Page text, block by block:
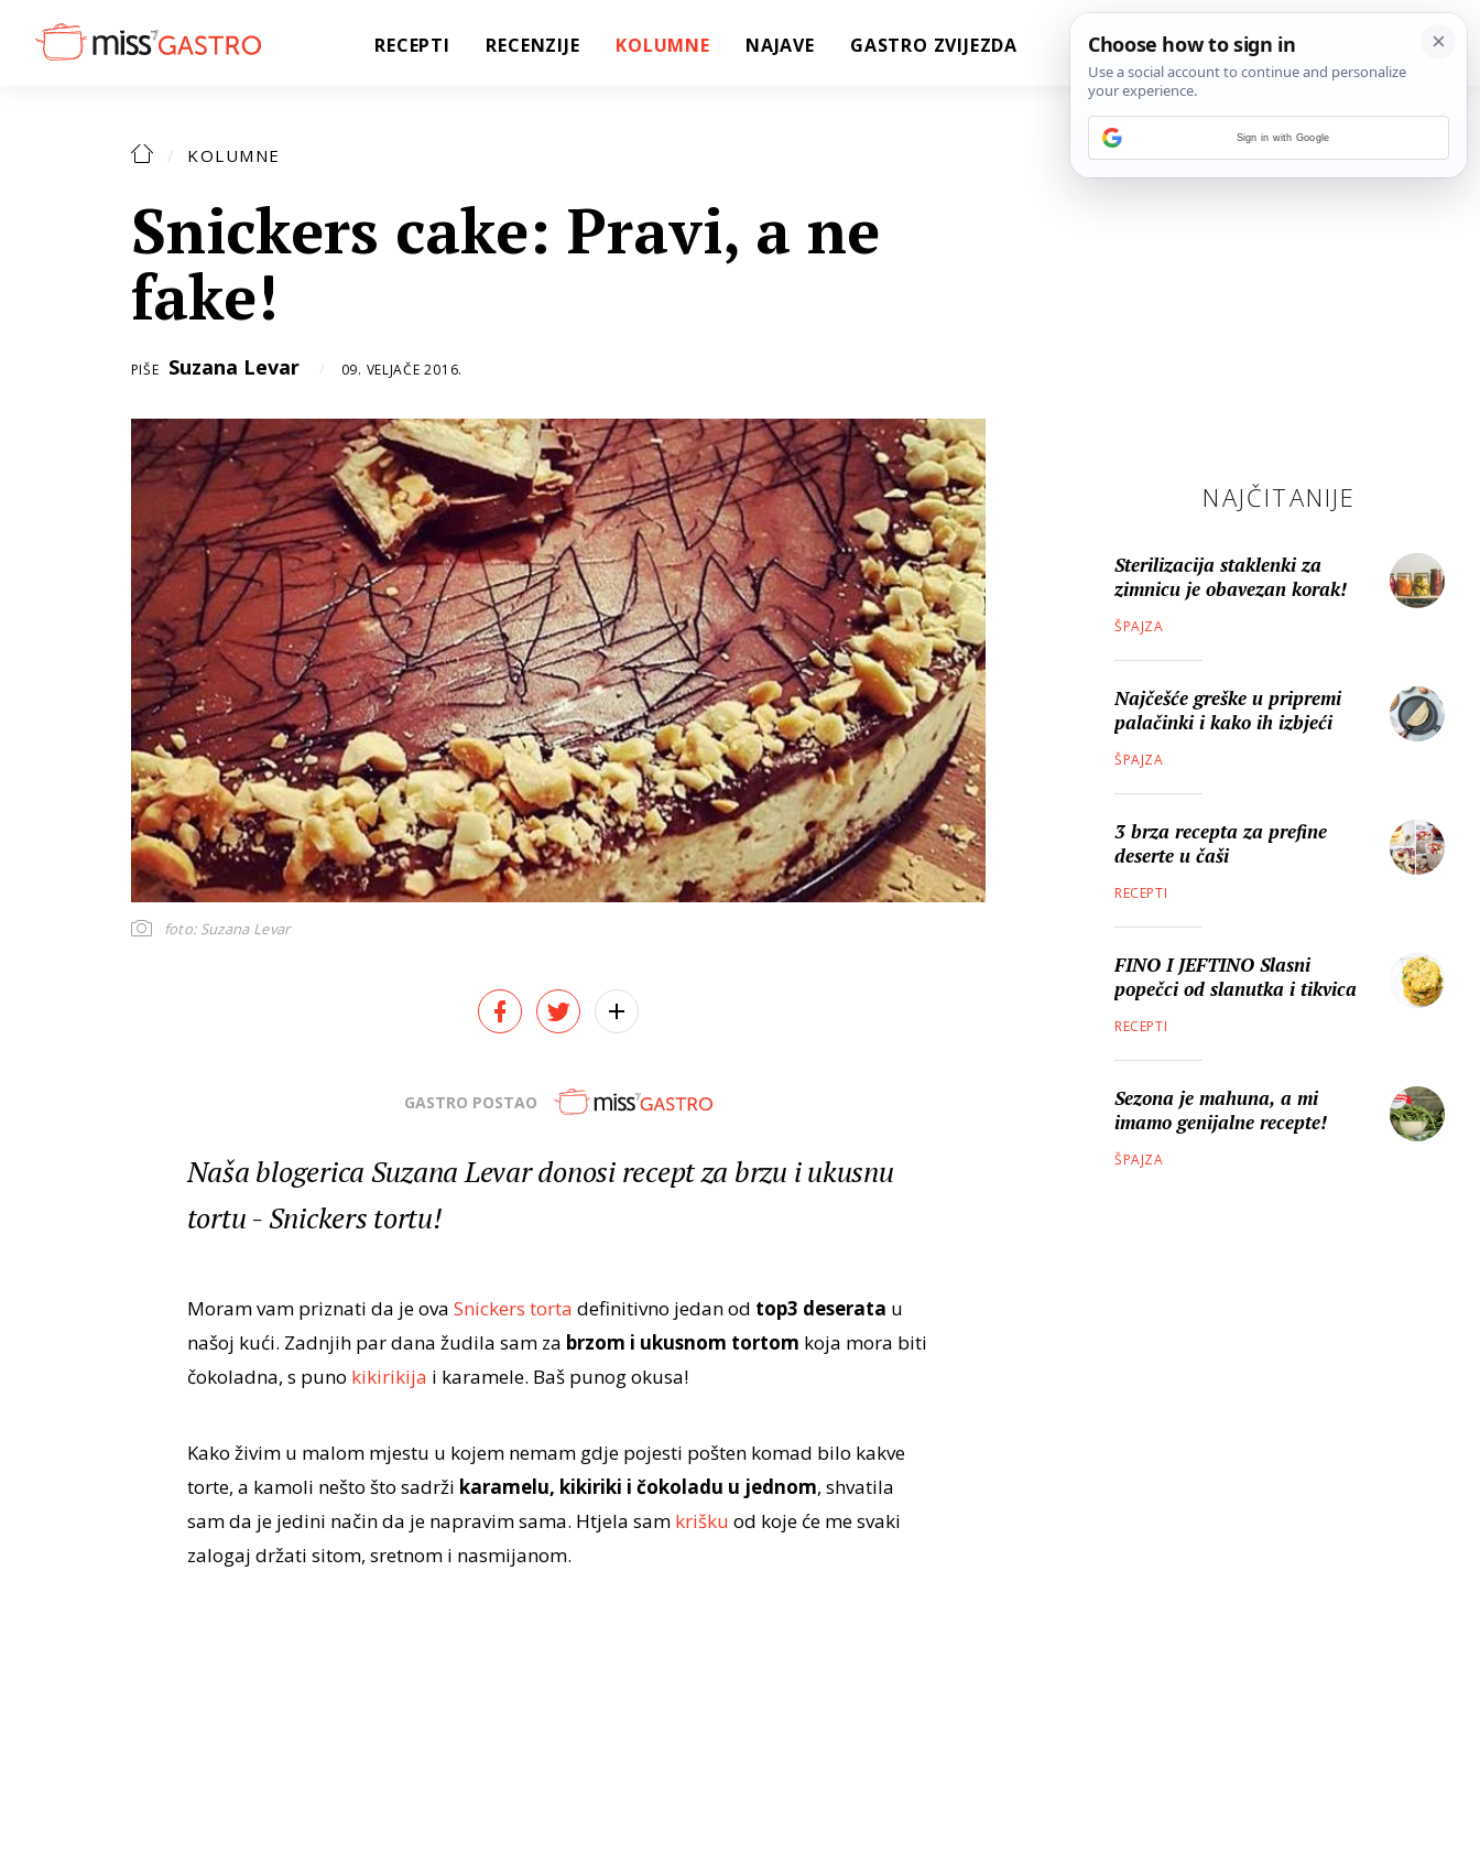
RECEPTI RECENZIJE KOLUMNE NAJAVE GASTRO ZVIJEZDA
KOLUMNE
Snickers cake: Pravi, a ne
fake!
PIŠE Suzana Levar 09. VELJAČE 2016.
foto: Suzana Levar
GASTRO POSTAO
Naša blogerica Suzana Levar donosi recept za brzu i ukusnu
tortu - Snickers tortu!
Moram vam priznati da je ova Snickers torta definitivno jedan od top3 deserata u
našoj kući. Zadnjih par dana žudila sam za brzom i ukusnom tortom koja mora biti
čokoladna, s puno kikirikija i karamele. Baš punog okusa!
Kako živim u malom mjestu u kojem nemam gdje pojesti pošten komad bilo kakve
torte, a kamoli nešto što sadrži karamelu, kikiriki i čokoladu u jednom, shvatila
sam da je jedini način da je napravim sama. Htjela sam krišku od koje će me svaki
zalogaj držati sitom, sretnom i nasmijanom.
NAJČITANIJE
Sterilizacija staklenki za
zimnicu je obavezan korak!
ŠPAJZA
Najčešće greške u pripremi
palačinki i kako ih izbjeći
ŠPAJZA
3 brza recepta za prefine
deserte u čaši
RECEPTI
FINO I JEFTINO Slasni
popečci od slanutka i tikvica
RECEPTI
Sezona je mahuna, a mi
imamo genijalne recepte!
ŠPAJZA
Sign in with Google